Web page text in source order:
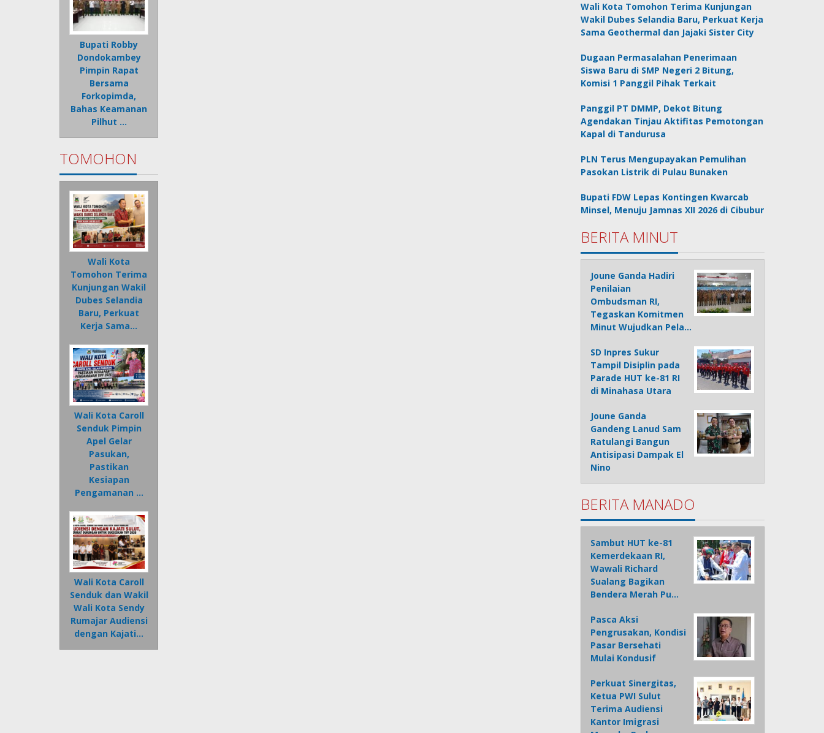
Bupati Robby
Dondokambey
Pimpin Rapat
Bersama
Forkopimda,
Bahas Keamanan
Pilhut …
TOMOHON
Wali Kota
Tomohon Terima
Kunjungan Wakil
Dubes Selandia
Baru, Perkuat
Kerja Sama…
Wali Kota Caroll
Senduk Pimpin
Apel Gelar
Pasukan,
Pastikan
Kesiapan
Pengamanan …
Wali Kota Caroll
Senduk dan Wakil
Wali Kota Sendy
Rumajar Audiensi
dengan Kajati…
Wali Kota Tomohon Terima Kunjungan
Wakil Dubes Selandia Baru, Perkuat Kerja
Sama Geothermal dan Jajaki Sister City
Dugaan Permasalahan Penerimaan
Siswa Baru di SMP Negeri 2 Bitung,
Komisi 1 Panggil Pihak Terkait
Panggil PT DMMP, Dekot Bitung
Agendakan Tinjau Aktifitas Pemotongan
Kapal di Tandurusa
PLN Terus Mengupayakan Pemulihan
Pasokan Listrik di Pulau Bunaken
Bupati FDW Lepas Kontingen Kwarcab
Minsel, Menuju Jamnas XII 2026 di Cibubur
BERITA MINUT
Joune Ganda Hadiri
Penilaian
Ombudsman RI,
Tegaskan Komitmen
Minut Wujudkan Pela…
SD Inpres Sukur
Tampil Disiplin pada
Parade HUT ke-81 RI
di Minahasa Utara
Joune Ganda
Gandeng Lanud Sam
Ratulangi Bangun
Antisipasi Dampak El
Nino
BERITA MANADO
Sambut HUT ke-81
Kemerdekaan RI,
Wawali Richard
Sualang Bagikan
Bendera Merah Pu…
Pasca Aksi
Pengrusakan, Kondisi
Pasar Bersehati
Mulai Kondusif
Perkuat Sinergitas,
Ketua PWI Sulut
Terima Audiensi
Kantor Imigrasi